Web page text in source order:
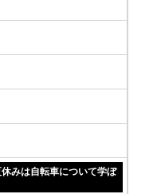
みは自転車について学ぼ